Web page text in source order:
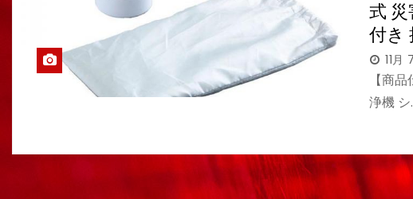
式 災
付き
11月
【商
浄機